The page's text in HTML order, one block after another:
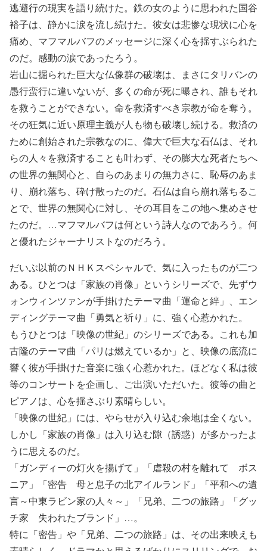
逃避行の現実を語り続けた。鉄の女のように思われた国谷
裕子は、静かに涙を流し続けた。彼女は悲惨な現状に心を
痛め、マフマルバフのメッセージに深く心を揺すぶられた
のだ。感動の涙であったろう。
岩山に掘られた巨大な仏像群の破壊は、まさにタリバンの
愚行蛮行に違いないが、多くの命が死に曝され、誰もそれ
を救うことができない。命を救済すべき宗教が命を奪う。
その狂気に近い原理主義が人も物も破壊し続ける。救済の
ために創始された宗教なのに、偉大で巨大な石仏は、それ
らの人々を救済することも叶わず、その膨大な死者たちへ
の世界の無関心と、自らのあまりの無力さに、恥辱のあま
り、崩れ落ち、砕け散ったのだ。石仏は自ら崩れ落ちるこ
とで、世界の無関心に対し、その耳目をこの地へ集めさせ
たのだ。…マフマルバフは何という詩人なのであろう。何
と優れたジャーナリストなのだろう。
だいぶ以前のＮＨＫスペシャルで、気に入ったものが二つ
ある。ひとつは「家族の肖像」というシリーズで、先ずウ
ォンウィンツァンが手掛けたテーマ曲「運命と絆」、エン
ディングテーマ曲「勇気と祈り」に、強く心惹かれた。
もうひとつは「映像の世紀」のシリーズである。これも加
古隆のテーマ曲「パリは燃えているか」と、映像の底流に
響く彼が手掛けた音楽に強く心惹かれた。ほどなく私は彼
等のコンサートを企画し、ご出演いただいた。彼等の曲と
ピアノは、心を揺さぶり素晴らしい。
「映像の世紀」には、やらせが入り込む余地は全くない。
しかし「家族の肖像」は入り込む隙（誘惑）が多かったよ
うに思えるのだ。
「ガンディーの灯火を揚げて」「虐殺の村を離れて ボス
ニア」「密告 母と息子の北アイルランド」「平和への遺
言～中東ラビン家の人々～」「兄弟、二つの旅路」「グッ
チ家 失われたブランド」…。
特に「密告」や「兄弟、二つの旅路」は、その出来映えも